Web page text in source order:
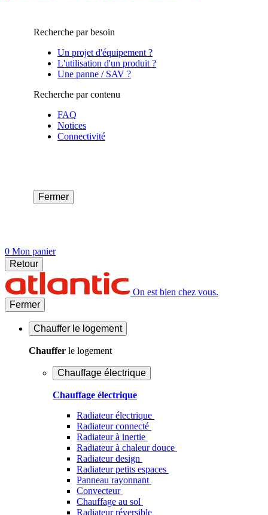
Recherche par besoin
Un projet d'équipement ?
L'utilisation d'un produit ?
Une panne / SAV ?
Recherche par contenu
FAQ
Notices
Connectivité
Fermer
0 Mon panier
Retour
On est bien chez vous.
Fermer
Chauffer le logement
Chauffer le logement
Chauffage électrique
Chauffage électrique
Radiateur électrique
Radiateur connecté
Radiateur à inertie
Radiateur à chaleur douce
Radiateur design
Radiateur petits espaces
Panneau rayonnant
Convecteur
Chauffage au sol
Radiateur réversible